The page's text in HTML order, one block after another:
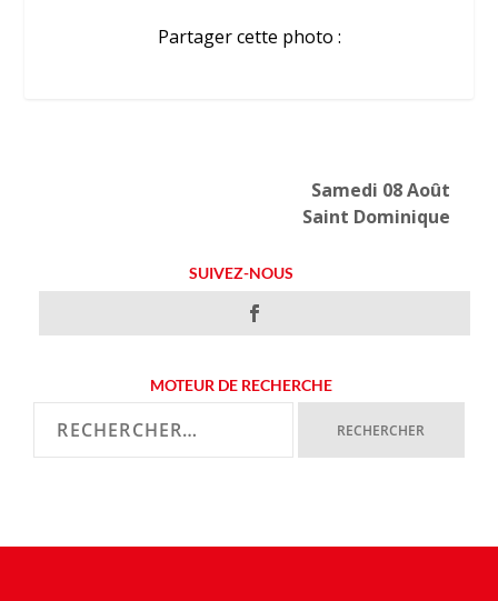
Partager cette photo :
Samedi 08 Août
Saint Dominique
SUIVEZ-NOUS
MOTEUR DE RECHERCHE